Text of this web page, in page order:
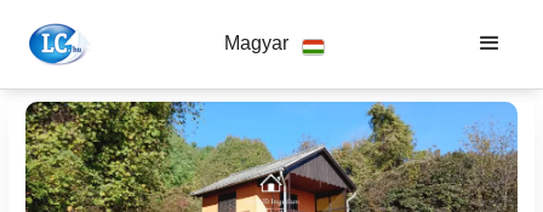
Magyar